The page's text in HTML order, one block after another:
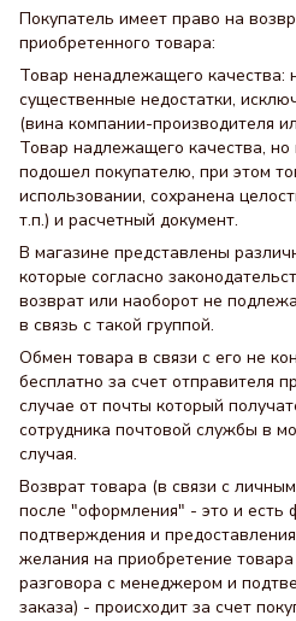
Покупатель имеет право на
приобретенного товара:
Товар ненадлежащего качества:
существенные недостатки,
(вина компании-производителя
Товар надлежащего качества,
подошел покупателю, при этом
использовании, сохранена
т.п.) и расчетный документ.
В магазине представлены
которые согласно
возврат или наоборот не
в связь с такой группой.
Обмен товара в связи с его не
бесплатно за счет отправителя
случае от почты который
сотрудника почтовой службы в
случая.
Возврат товара (в связи с
после "оформления" - это и есть
подтверждения и
желания на приобретение
разговора с менеджером и
заказа) - происходит за счет